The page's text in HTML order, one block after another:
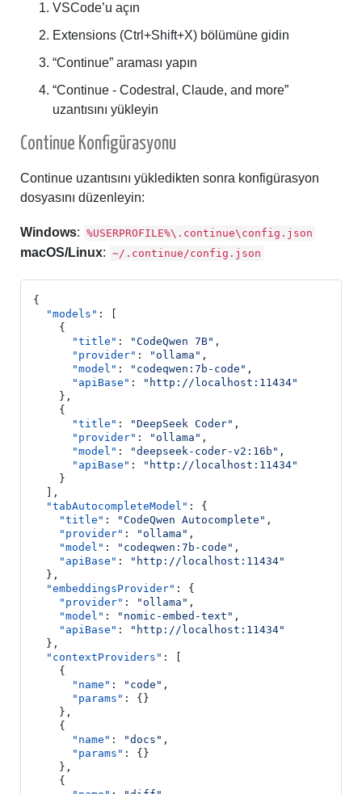
VSCode’u açın
Extensions (Ctrl+Shift+X) bölümüne gidin
“Continue” araması yapın
“Continue - Codestral, Claude, and more”
uzantısını yükleyin
Continue Konfigürasyonu
Continue uzantısını yükledikten sonra konfigürasyon
dosyasını düzenleyin:
Windows: %USERPROFILE%\.continue\config.json
macOS/Linux: ~/.continue/config.json
{
"models" :
[
{
"title" : "CodeQwen 7B" ,
"provider" : "ollama" ,
"model" : "codeqwen:7b-code" ,
"apiBase" :
"http://localhost:11434"
},
{
"title" : "DeepSeek Coder" ,
"provider" : "ollama" ,
"model" : "deepseek-coder-v2:16b" ,
"apiBase" :
"http://localhost:11434"
}
],
"tabAutocompleteModel" :
{
"title" : "CodeQwen Autocomplete" ,
"provider" : "ollama" ,
"model" : "codeqwen:7b-code" ,
"apiBase" :
"http://localhost:11434"
},
"embeddingsProvider" :
{
"provider" : "ollama" ,
"model" : "nomic-embed-text" ,
"apiBase" :
"http://localhost:11434"
},
"contextProviders" :
[
{
"name" : "code" ,
"params" :
{}
},
{
"name" : "docs" ,
"params" :
{}
},
{